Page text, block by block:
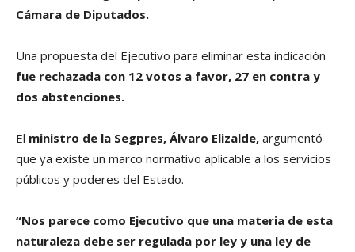
Cámara de Diputados.
Una propuesta del Ejecutivo para eliminar esta indicación
fue rechazada con 12 votos a favor, 27 en contra y
dos abstenciones.
El ministro de la Segpres, Álvaro Elizalde, argumentó
que ya existe un marco normativo aplicable a los servicios
públicos y poderes del Estado.
“Nos parece como Ejecutivo que una materia de esta
naturaleza debe ser regulada por ley y una ley de